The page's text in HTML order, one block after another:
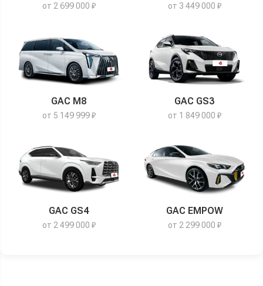
от 2 699 000 ₽ от 3 449 000 ₽
GAC M8
от 5 149 999 ₽
GAC GS3
от 1 849 000 ₽
GAC GS4
от 2 499 000 ₽
GAC EMPOW
от 2 299 000 ₽